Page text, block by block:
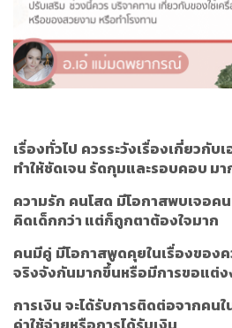
เรื่องทั่วไป ควรระวังเรื่องเกี่ยวกั
ทำให้ชัดเจน รัดกุมและรอบคอบ ม
ความรัก คนโสด มีโอกาสพบเจอค
คิดเด็กกว่า แต่ก็ถูกตาต้องใจมาก
คนมีคู่ มีโอกาสพูดคุยในเรื่องของ
จริงจังกันมากขึ้นหรือมีการขอแต่ง
การเงิน จะได้รับการติดต่อจากคน